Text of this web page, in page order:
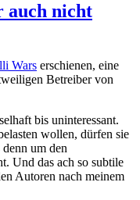
auch nicht
Wars erschienen, eine
Betreiber von
bis uninteressant.
wollen, dürfen sie
um den
Und das ach so subtile
Autoren nach meinem